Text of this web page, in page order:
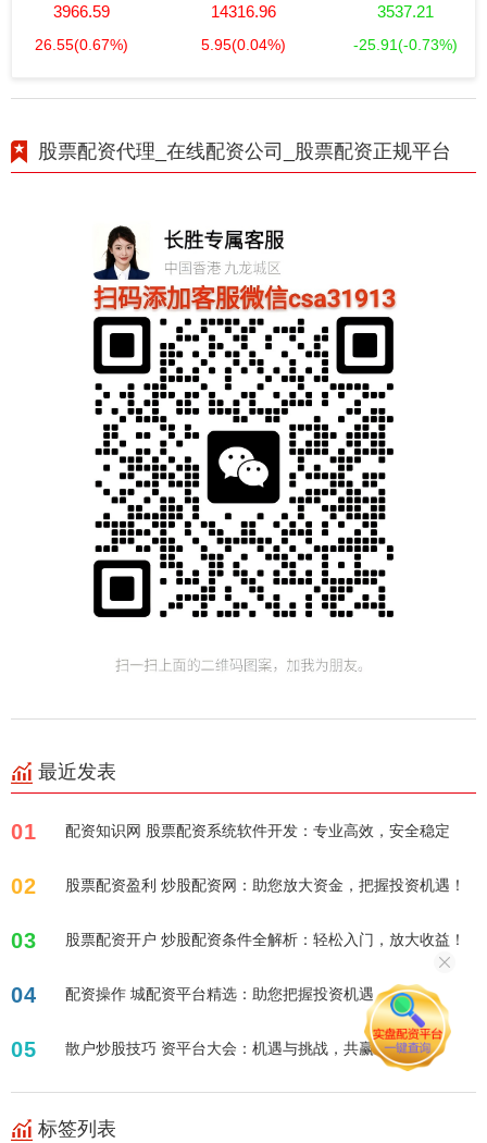
3966.59
26.55(0.67%)
14316.96
5.95(0.04%)
3537.21
-25.91(-0.73%)
股票配资代理_在线配资公司_股票配资正规平台
最近发表
01 配资知识网 股票配资系统软件开发：专业高效，安全稳定
02 股票配资盈利 炒股配资网：助您放大资金，把握投资机遇！
03 股票配资开户 炒股配资条件全解析：轻松入门，放大收益！
04 配资操作 城配资平台精选：助您把握投资机遇
05 散户炒股技巧 资平台大会：机遇与挑战，共赢未来！
标签列表